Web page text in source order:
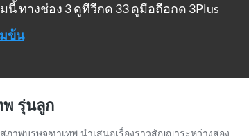
นี้ ทางช่อง 3 ดูทีวีกด 33 ดูมือถือกด 3Plus
ข้น